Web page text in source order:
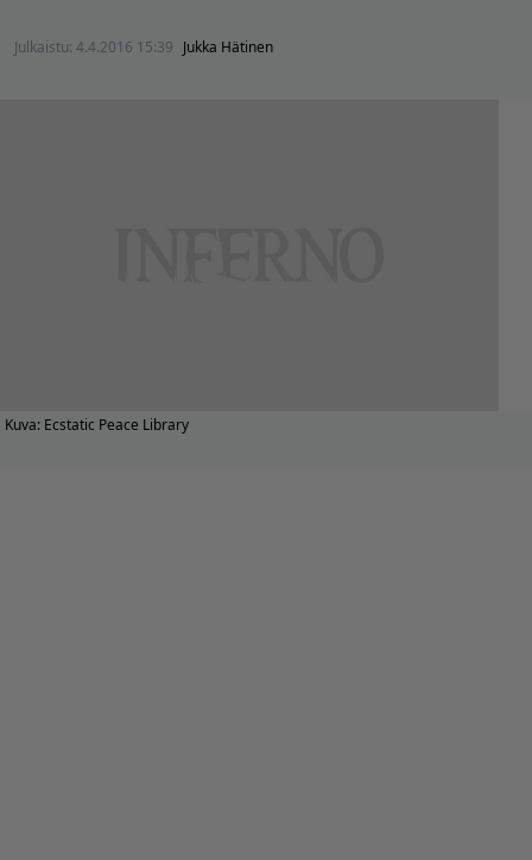
Julkaistu: 4.4.2016 15:39 Jukka Hätinen
Kuva: Ecstatic Peace Library